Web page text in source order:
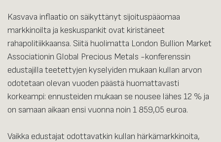
Kasvava inflaatio on säikyttänyt sijoituspääomaa
markkinoilta ja keskuspankit ovat kiristäneet
rahapolitiikkaansa. Siitä huolimatta London Bullion Market
Associationin Global Precious Metals -konferenssin
edustajilla teetettyjen kyselyiden mukaan kullan arvon
odotetaan olevan vuoden päästä huomattavasti
korkeampi: ennusteiden mukaan se nousee lähes 12 % ja
on samaan aikaan ensi vuonna noin 1 859,05 euroa.
Vaikka edustajat odottavatkin kullan härkämarkkinoita,